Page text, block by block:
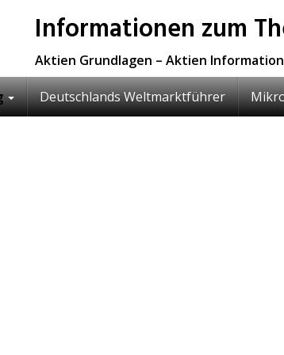
Informationen zum
Aktien Grundlagen – Aktien
Deutschlands Weltmarktführer